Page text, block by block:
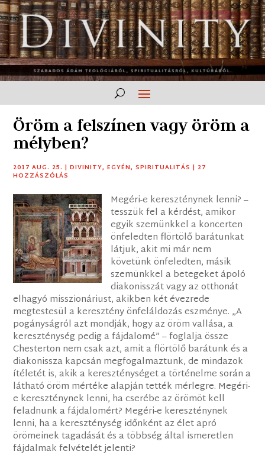
Öröm a felszínen vagy öröm a
mélyben?
2017 AUG. 25. |DIVINITY,EGYÉN,SPIRITUALITÁS | 27
HOZZÁSZÓLÁS
Megéri-e kereszténynek lenni? –
tesszük fel a kérdést, amikor
egyik szemünkkel a koncerten
önfeledten flörtölő barátunkat
látjuk, akit mi már nem
követünk önfeledten, másik
szemünkkel a betegeket ápoló
diakonisszát vagy az otthonát
elhagyó misszionáriust, akikben két évezrede
megtestesül a keresztény önfeláldozás eszménye. „A
pogányságról azt mondják, hogy az öröm vallása, a
kereszténység pedig a fájdalomé” – foglalja össze
Chesterton nem csak azt, amit a flörtölő barátunk és a
diakonissza kapcsán megfogalmaztunk, de mindazok
ítéletét is, akik a kereszténységet a történelme során a
látható öröm mértéke alapján tették mérlegre. Megéri-
e kereszténynek lenni, ha cserébe az örömöt kell
feladnunk a fájdalomért? Megéri-e kereszténynek
lenni, ha a kereszténység időnként az élet apró
örömeinek tagadását és a többség által ismeretlen
fájdalmak felvételét jelenti?